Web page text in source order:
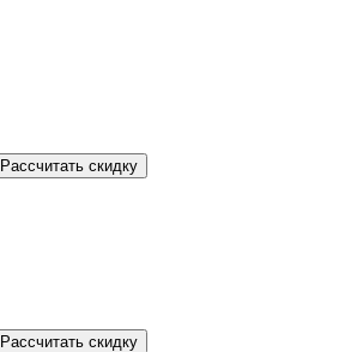
Рассчитать скидку
Рассчитать скидку